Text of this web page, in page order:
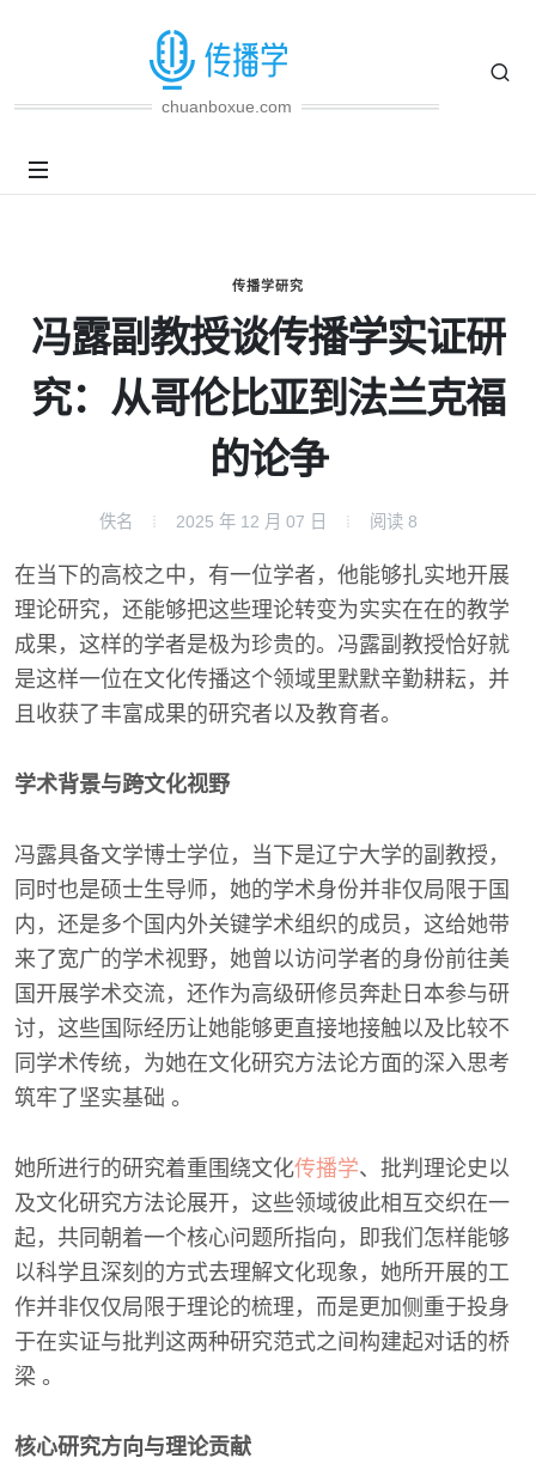
chuanboxue.com
传播学研究
冯露副教授谈传播学实证研
究：从哥伦比亚到法兰克福
的论争
佚名 2025 年 12 月 07 日 阅读 8
在当下的高校之中，有一位学者，他能够扎实地开展
理论研究，还能够把这些理论转变为实实在在的教学
成果，这样的学者是极为珍贵的。冯露副教授恰好就
是这样一位在文化传播这个领域里默默辛勤耕耘，并
且收获了丰富成果的研究者以及教育者。
学术背景与跨文化视野
冯露具备文学博士学位，当下是辽宁大学的副教授，
同时也是硕士生导师，她的学术身份并非仅局限于国
内，还是多个国内外关键学术组织的成员，这给她带
来了宽广的学术视野，她曾以访问学者的身份前往美
国开展学术交流，还作为高级研修员奔赴日本参与研
讨，这些国际经历让她能够更直接地接触以及比较不
同学术传统，为她在文化研究方法论方面的深入思考
筑牢了坚实基础 。
她所进行的研究着重围绕文化传播学、批判理论史以
及文化研究方法论展开，这些领域彼此相互交织在一
起，共同朝着一个核心问题所指向，即我们怎样能够
以科学且深刻的方式去理解文化现象，她所开展的工
作并非仅仅局限于理论的梳理，而是更加侧重于投身
于在实证与批判这两种研究范式之间构建起对话的桥
梁 。
核心研究方向与理论贡献